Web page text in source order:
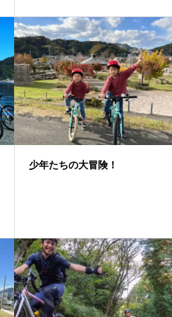
少年たちの大冒険！